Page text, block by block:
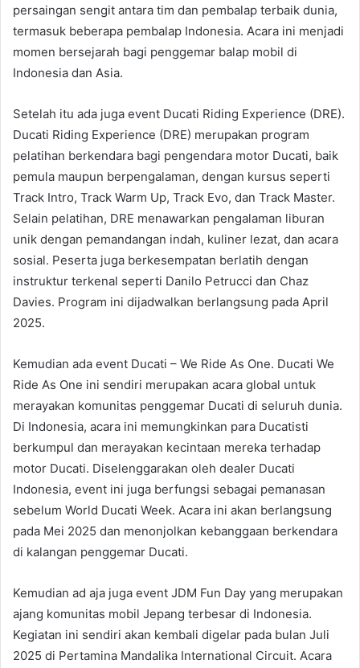
persaingan sengit antara tim dan pembalap terbaik dunia,
termasuk beberapa pembalap Indonesia. Acara ini menjadi
momen bersejarah bagi penggemar balap mobil di
Indonesia dan Asia.
Setelah itu ada juga event Ducati Riding Experience (DRE).
Ducati Riding Experience (DRE) merupakan program
pelatihan berkendara bagi pengendara motor Ducati, baik
pemula maupun berpengalaman, dengan kursus seperti
Track Intro, Track Warm Up, Track Evo, dan Track Master.
Selain pelatihan, DRE menawarkan pengalaman liburan
unik dengan pemandangan indah, kuliner lezat, dan acara
sosial. Peserta juga berkesempatan berlatih dengan
instruktur terkenal seperti Danilo Petrucci dan Chaz
Davies. Program ini dijadwalkan berlangsung pada April
2025.
Kemudian ada event Ducati – We Ride As One. Ducati We
Ride As One ini sendiri merupakan acara global untuk
merayakan komunitas penggemar Ducati di seluruh dunia.
Di Indonesia, acara ini memungkinkan para Ducatisti
berkumpul dan merayakan kecintaan mereka terhadap
motor Ducati. Diselenggarakan oleh dealer Ducati
Indonesia, event ini juga berfungsi sebagai pemanasan
sebelum World Ducati Week. Acara ini akan berlangsung
pada Mei 2025 dan menonjolkan kebanggaan berkendara
di kalangan penggemar Ducati.
Kemudian ad aja juga event JDM Fun Day yang merupakan
ajang komunitas mobil Jepang terbesar di Indonesia.
Kegiatan ini sendiri akan kembali digelar pada bulan Juli
2025 di Pertamina Mandalika International Circuit. Acara